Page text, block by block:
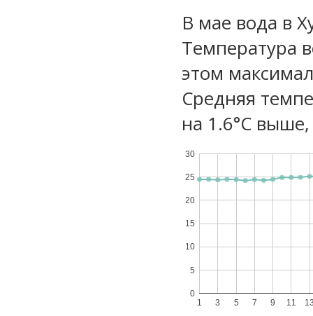
В мае вода в
Температура
этом
Средняя
на 1.6°C
1 3 5 7 9 11
0
5
10
15
20
25
30